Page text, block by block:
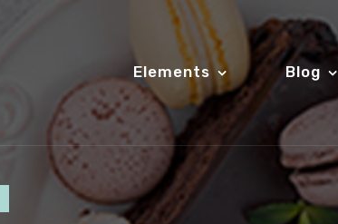
Elements Blog